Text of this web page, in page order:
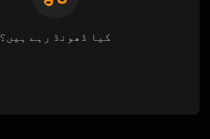
کیا ڈھونڈ رہے ہیں؟